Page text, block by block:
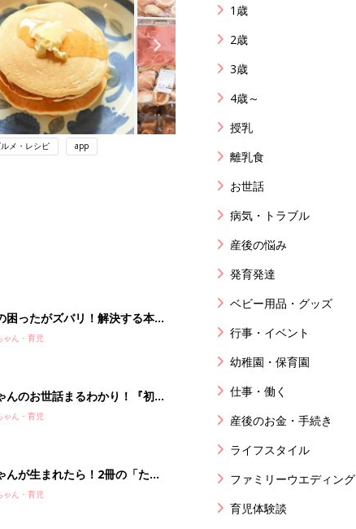
メ・レシピ app
困ったがズバリ！解決する本
こクラブ 秋号』 4カ月～2才
ゃん・育児
んのお世話まるわかり！『初め
よこクラブ 夏号』〈巻頭大特
ゃん・育児
んが生まれたら！2冊の「たま
ゃん・育児
1歳
2歳
3歳
4歳～
授乳
離乳食
お世話
病気・トラブル
産後の悩み
発育発達
ベビー用品・グッズ
行事・イベント
幼稚園・保育園
仕事・働く
産後のお金・手続き
ライフスタイル
ファミリーウエディング
育児体験談